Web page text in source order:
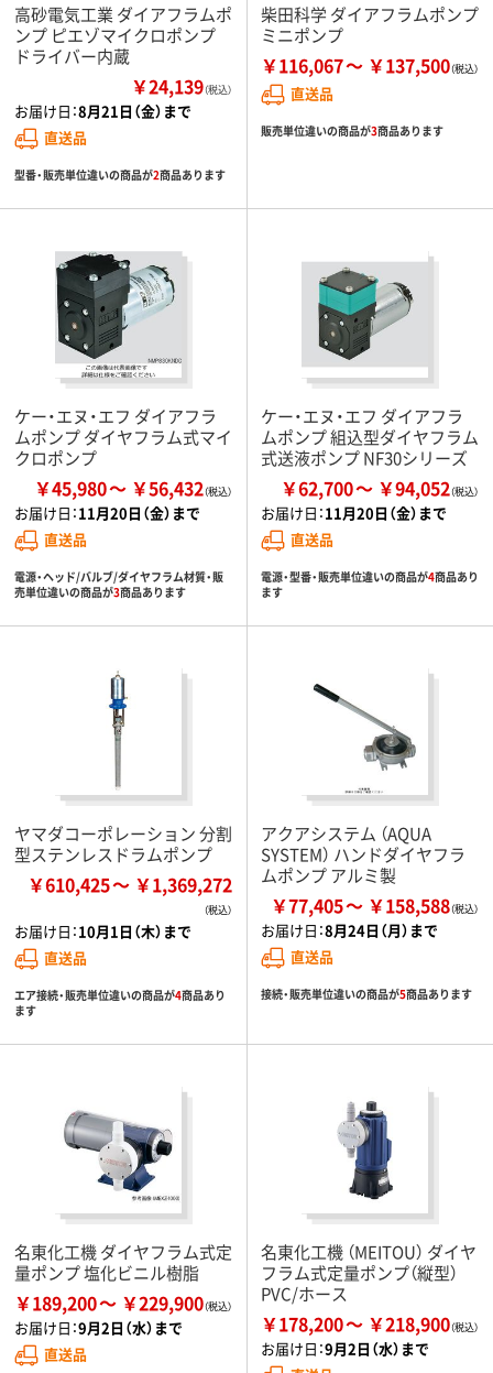
高砂電気工業 ダイアフラムポ
ンプ ピエゾマイクロポンプ
ドライバー内蔵
￥24,139（税込）
お届け日：8月21日（金）まで
直送品
型番・販売単位違いの商品が2商品あります
柴田科学 ダイアフラムポンプ
ミニポンプ
￥116,067 ￥137,500
直送品
販売単位違いの商品が3商品あります
ケー・エヌ・エフ ダイアフラ
ムポンプ ダイヤフラム式マイ
クロポンプ
￥45,980 ￥56,432
お届け日：11月20日（金）まで
直送品
電源・ヘッド/バルブ/ダイヤフラム材質・販
売単位違いの商品が3商品あります
ケー・エヌ・エフ ダイアフラ
ムポンプ 組込型ダイヤフラム
式送液ポンプ NF30シリーズ
￥62,700 ￥94,052
お届け日：11月20日（金）まで
直送品
電源・型番・販売単位違いの商品が4商品あり
ます
ヤマダコーポレーション 分割
型ステンレスドラムポンプ
￥610,425 ￥1,369,272
お届け日：10月1日（木）まで
直送品
エア接続・販売単位違いの商品が4商品あり
ます
アクアシステム （AQUA
SYSTEM） ハンドダイヤフラ
ムポンプ アルミ製
￥77,405 ￥158,588
お届け日：8月24日（月）まで
直送品
接続・販売単位違いの商品が5商品あります
名東化工機 ダイヤフラム式定
量ポンプ 塩化ビニル樹脂
￥189,200 ￥229,900
お届け日：9月2日（水）まで
直送品
名東化工機 （MEITOU） ダイヤ
フラム式定量ポンプ（縦型）
PVC/ホース
￥178,200 ￥218,900
お届け日：9月2日（水）まで